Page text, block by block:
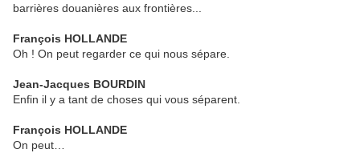
barrières douanières aux frontières...
François HOLLANDE
Oh ! On peut regarder ce qui nous sépare.
Jean-Jacques BOURDIN
Enfin il y a tant de choses qui vous séparent.
François HOLLANDE
On peut…